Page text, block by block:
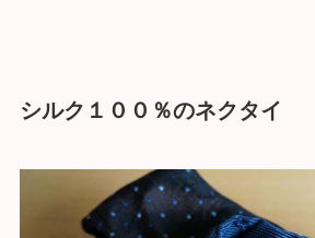
シルク１００％のネクタイ